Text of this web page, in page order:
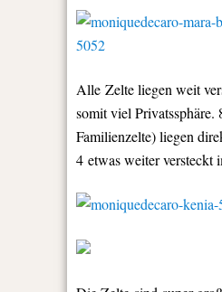
Alle Zelte liegen weit
somit viel
Familienzelte) liegen
4 etwas weiter versteckt